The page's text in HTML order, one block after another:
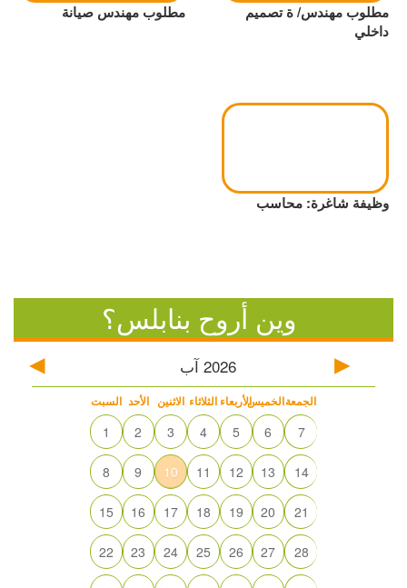
مطلوب مهندس/ ة تصميم
داخلي
مطلوب مهندس صيانة
وظيفة شاغرة: محاسب
وين أروح بنابلس؟
2026 آب
السبت الأحد الاثنين الثلاثاء الأربعاءالخميسالجمعة
1 2 3 4 5 6 7
8 9 10 11 12 13 14
15 16 17 18 19 20 21
22 23 24 25 26 27 28